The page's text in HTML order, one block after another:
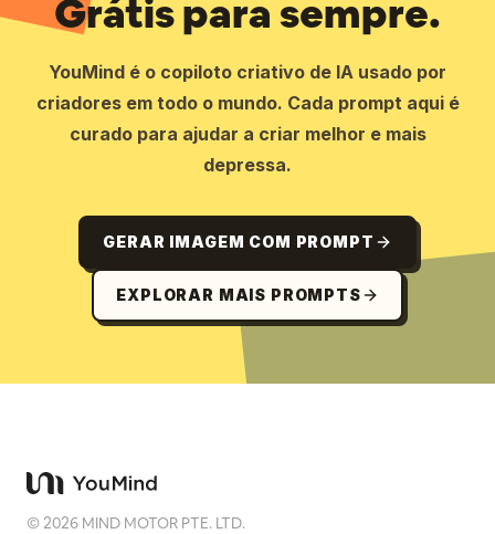
Grátis para sempre.
YouMind é o copiloto criativo de IA usado por
criadores em todo o mundo. Cada prompt aqui é
curado para ajudar a criar melhor e mais
depressa.
GERAR IMAGEM COM PROMPT
EXPLORAR MAIS PROMPTS
©2026 MIND MOTOR PTE. LTD.